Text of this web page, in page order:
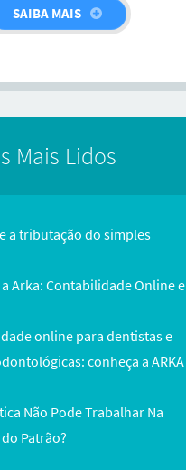
SAIBA MAIS
Mais Lidos
a tributação do simples
Arka: Contabilidade Online e
online para dentistas e
conheça a ARKA
Não Pode Trabalhar Na
Patrão?